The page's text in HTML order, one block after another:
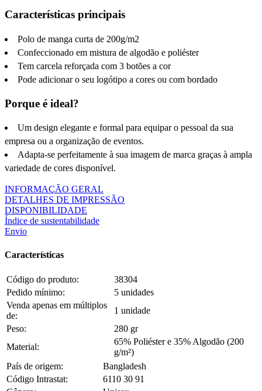
Características principais
Polo de manga curta de 200g/m2
Confeccionado em mistura de algodão e poliéster
Tem carcela reforçada com 3 botões a cor
Pode adicionar o seu logótipo a cores ou com bordado
Porque é ideal?
Um design elegante e formal para equipar o pessoal da sua
empresa ou a organização de eventos.
Adapta-se perfeitamente à sua imagem de marca graças à ampla
variedade de cores disponível.
INFORMAÇÃO GERAL
DETALHES DE IMPRESSÃO
DISPONIBILIDADE
Índice de sustentabilidade
Envio
Características
Código do produto:
38304
Pedido mínimo:
5 unidades
Venda apenas em múltiplos
de:
1 unidade
Peso:
280 gr
Material:
65% Poliéster e 35% Algodão (200
g/m²)
País de origem:
Bangladesh
Código Intrastat:
6110 30 91